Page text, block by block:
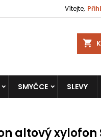
Vítejte,
shopping_cart
SMYČCE SLEVY
altový xylofon